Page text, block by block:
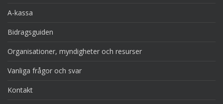
A-kassa
Bidragsguiden
Organisationer, myndigheter och resurser
Vanliga frågor och svar
Kontakt